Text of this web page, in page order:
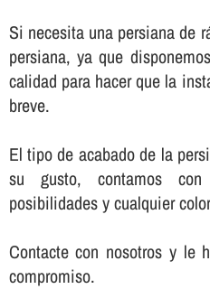
Si necesita una persiana de
persiana, ya que
calidad para hacer que la
breve.
El tipo de acabado de la
su gusto, contamos
posibilidades y cualquier
Contacte con nosotros y le
compromiso.